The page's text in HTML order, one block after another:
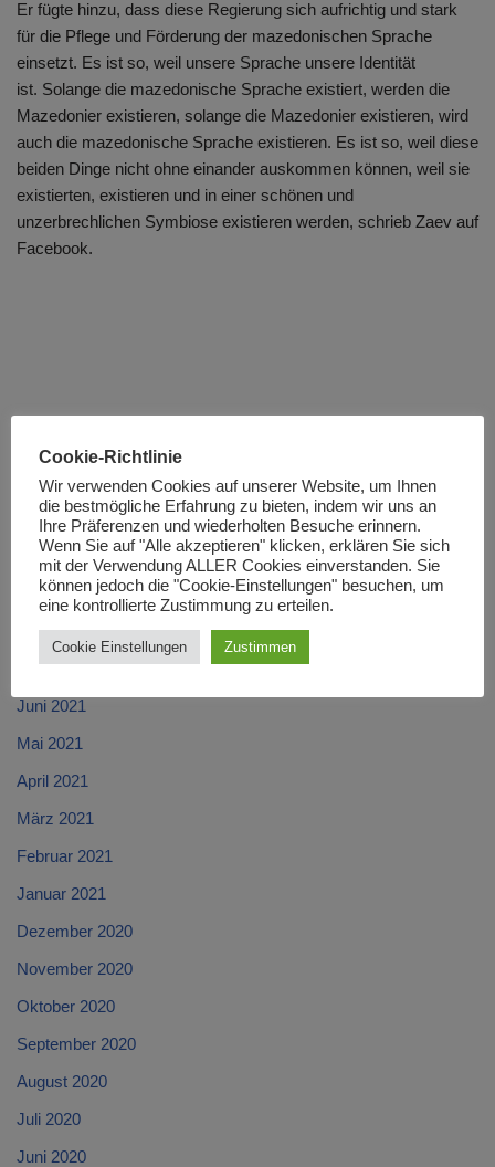
Er fügte hinzu, dass diese Regierung sich aufrichtig und stark
für die Pflege und Förderung der mazedonischen Sprache
einsetzt. Es ist so, weil unsere Sprache unsere Identität
ist. Solange die mazedonische Sprache existiert, werden die
Mazedonier existieren, solange die Mazedonier existieren, wird
auch die mazedonische Sprache existieren. Es ist so, weil diese
beiden Dinge nicht ohne einander auskommen können, weil sie
existierten, existieren und in einer schönen und
unzerbrechlichen Symbiose existieren werden, schrieb Zaev auf
Facebook.
November 2021
Oktober 2021
September 2021
August 2021
Juli 2021
Juni 2021
Mai 2021
April 2021
März 2021
Februar 2021
Januar 2021
Dezember 2020
November 2020
Oktober 2020
September 2020
August 2020
Juli 2020
Juni 2020
Cookie-Richtlinie
Wir verwenden Cookies auf unserer Website, um Ihnen
die bestmögliche Erfahrung zu bieten, indem wir uns an
Ihre Präferenzen und wiederholten Besuche erinnern.
Wenn Sie auf "Alle akzeptieren" klicken, erklären Sie sich
mit der Verwendung ALLER Cookies einverstanden. Sie
können jedoch die "Cookie-Einstellungen" besuchen, um
eine kontrollierte Zustimmung zu erteilen.
Cookie Einstellungen Zustimmen